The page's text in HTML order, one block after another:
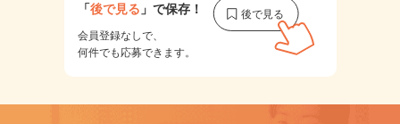
「後で見る 」で保存！
会員登録なしで、
何件でも応募できます。